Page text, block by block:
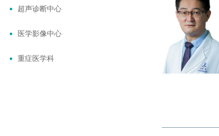
超声诊断中心
医学影像中心
重症医学科